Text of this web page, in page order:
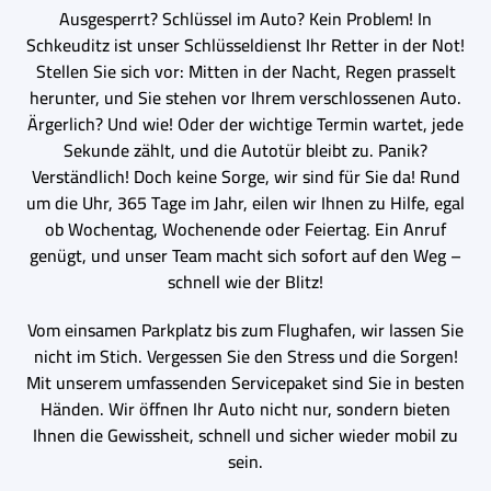
Ausgesperrt? Schlüssel im Auto? Kein Problem! In
Schkeuditz ist unser Schlüsseldienst Ihr Retter in der Not!
Stellen Sie sich vor: Mitten in der Nacht, Regen prasselt
herunter, und Sie stehen vor Ihrem verschlossenen Auto.
Ärgerlich? Und wie! Oder der wichtige Termin wartet, jede
Sekunde zählt, und die Autotür bleibt zu. Panik?
Verständlich! Doch keine Sorge, wir sind für Sie da! Rund
um die Uhr, 365 Tage im Jahr, eilen wir Ihnen zu Hilfe, egal
ob Wochentag, Wochenende oder Feiertag. Ein Anruf
genügt, und unser Team macht sich sofort auf den Weg –
schnell wie der Blitz!
Vom einsamen Parkplatz bis zum Flughafen, wir lassen Sie
nicht im Stich. Vergessen Sie den Stress und die Sorgen!
Mit unserem umfassenden Servicepaket sind Sie in besten
Händen. Wir öffnen Ihr Auto nicht nur, sondern bieten
Ihnen die Gewissheit, schnell und sicher wieder mobil zu
sein.